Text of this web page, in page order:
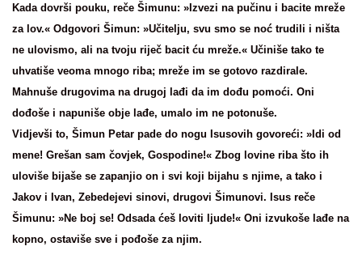
Kada dovrši pouku, reče Šimunu: »Izvezi na pučinu i bacite mreže
za lov.« Odgovori Šimun: »Učitelju, svu smo se noć trudili i ništa
ne ulovismo, ali na tvoju riječ bacit ću mreže.« Učiniše tako te
uhvatiše veoma mnogo riba; mreže im se gotovo razdirale.
Mahnuše drugovima na drugoj lađi da im dođu pomoći. Oni
dođoše i napuniše obje lađe, umalo im ne potonuše.
Vidjevši to, Šimun Petar pade do nogu Isusovih govoreći: »Idi od
mene! Grešan sam čovjek, Gospodine!« Zbog lovine riba što ih
uloviše bijaše se zapanjio on i svi koji bijahu s njime, a tako i
Jakov i Ivan, Zebedejevi sinovi, drugovi Šimunovi. Isus reče
Šimunu: »Ne boj se! Odsada ćeš loviti ljude!« Oni izvukoše lađe na
kopno, ostaviše sve i pođoše za njim.